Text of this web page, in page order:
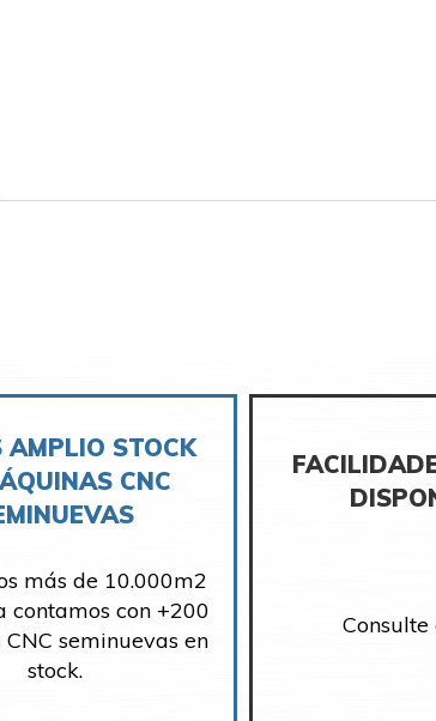
AMPLIO STOCK
CNC
más de 10.000m2
contamos con +200
seminuevas en
stock.
Consulte